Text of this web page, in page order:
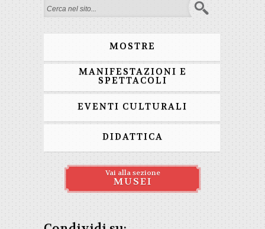
Form di ricerca
MOSTRE
MANIFESTAZIONI E
SPETTACOLI
EVENTI CULTURALI
DIDATTICA
Vai alla sezione
MUSEI